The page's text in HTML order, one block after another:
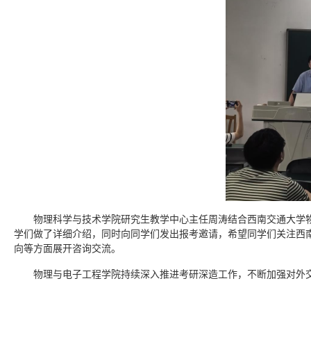
物理科学与技术学院研究生教学中心主任周涛结合西南交通大
学们做了详细介绍，同时向同学们发出报考邀请，希望同学们关注西
向等方面展开咨询交流。
物理与电子工程学院持续深入推进考研深造工作，不断加强对